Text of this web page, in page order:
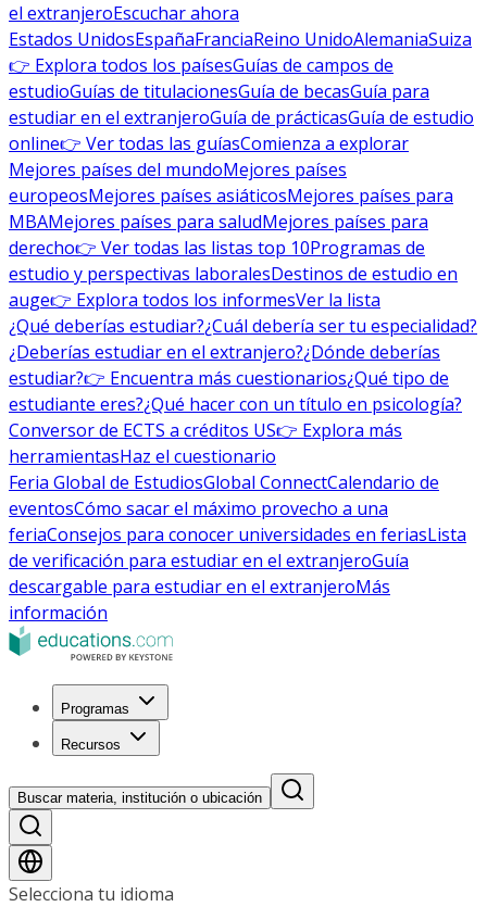
el extranjeroEscuchar ahora
Estados UnidosEspañaFranciaReino UnidoAlemaniaSuiza
👉 Explora todos los paísesGuías de campos de
estudioGuías de titulacionesGuía de becasGuía para
estudiar en el extranjeroGuía de prácticasGuía de estudio
online👉 Ver todas las guíasComienza a explorar
Mejores países del mundoMejores países
europeosMejores países asiáticosMejores países para
MBAMejores países para saludMejores países para
derecho👉 Ver todas las listas top 10Programas de
estudio y perspectivas laboralesDestinos de estudio en
auge👉 Explora todos los informesVer la lista
¿Qué deberías estudiar?¿Cuál debería ser tu especialidad?
¿Deberías estudiar en el extranjero?¿Dónde deberías
estudiar?👉 Encuentra más cuestionarios¿Qué tipo de
estudiante eres?¿Qué hacer con un título en psicología?
Conversor de ECTS a créditos US👉 Explora más
herramientasHaz el cuestionario
Feria Global de EstudiosGlobal ConnectCalendario de
eventosCómo sacar el máximo provecho a una
feriaConsejos para conocer universidades en feriasLista
de verificación para estudiar en el extranjeroGuía
descargable para estudiar en el extranjeroMás
información
Programas
Recursos
Buscar materia, institución o ubicación
Selecciona tu idioma